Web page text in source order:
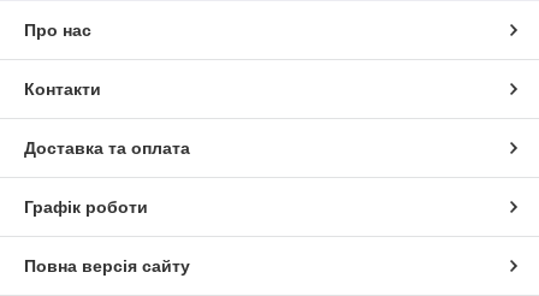
Про нас
Контакти
Доставка та оплата
Графік роботи
Повна версія сайту